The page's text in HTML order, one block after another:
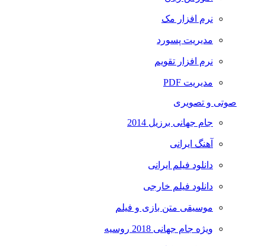
نرم افزار مک
مدیریت پسورد
نرم افزار تقویم
مدیریت PDF
صوتی و تصویری
جام جهانی برزیل 2014
آهنگ ایرانی
دانلود فیلم ایرانی
دانلود فیلم خارجی
موسیقی متن بازی و فیلم
ویژه جام جهانی 2018 روسیه